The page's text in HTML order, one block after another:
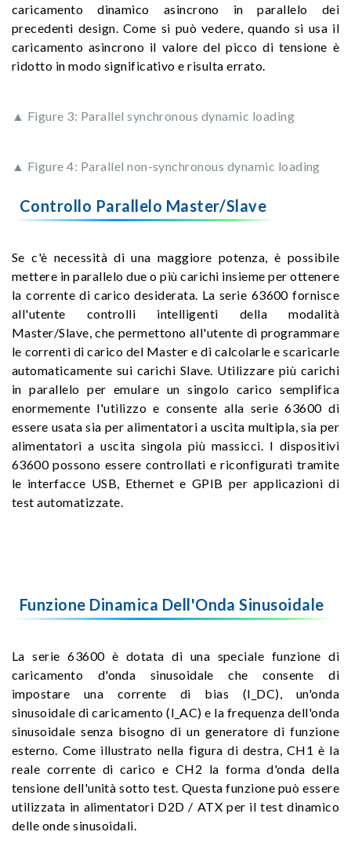
caricamento dinamico asincrono in parallelo dei
precedenti design. Come si può vedere, quando si usa il
caricamento asincrono il valore del picco di tensione è
ridotto in modo significativo e risulta errato.
▲ Figure 3: Parallel synchronous dynamic loading
▲ Figure 4: Parallel non-synchronous dynamic loading
Controllo Parallelo Master/Slave
Se c'è necessità di una maggiore potenza, è possibile
mettere in parallelo due o più carichi insieme per ottenere
la corrente di carico desiderata. La serie 63600 fornisce
all'utente controlli intelligenti della modalità
Master/Slave, che permettono all'utente di programmare
le correnti di carico del Master e di calcolarle e scaricarle
automaticamente sui carichi Slave. Utilizzare più carichi
in parallelo per emulare un singolo carico semplifica
enormemente l'utilizzo e consente alla serie 63600 di
essere usata sia per alimentatori a uscita multipla, sia per
alimentatori a uscita singola più massicci. I dispositivi
63600 possono essere controllati e riconfigurati tramite
le interfacce USB, Ethernet e GPIB per applicazioni di
test automatizzate.
Funzione Dinamica Dell'Onda Sinusoidale
La serie 63600 è dotata di una speciale funzione di
caricamento d'onda sinusoidale che consente di
impostare una corrente di bias (I_DC), un'onda
sinusoidale di caricamento (I_AC) e la frequenza dell'onda
sinusoidale senza bisogno di un generatore di funzione
esterno. Come illustrato nella figura di destra, CH1 è la
reale corrente di carico e CH2 la forma d'onda della
tensione dell'unità sotto test. Questa funzione può essere
utilizzata in alimentatori D2D / ATX per il test dinamico
delle onde sinusoidali.